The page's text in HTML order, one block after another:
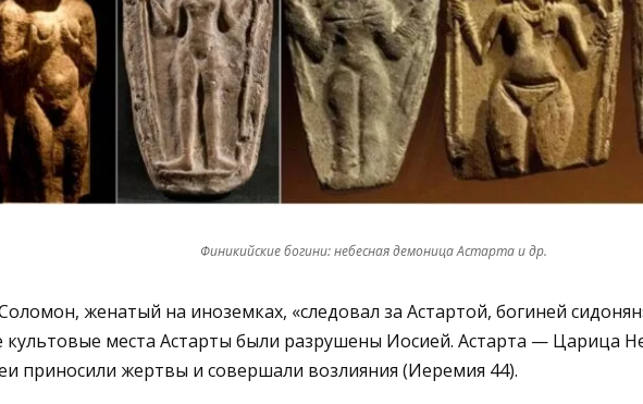
Финикийские богини: небесная демоница Астарта и др.
женатый на иноземках, «следовал за Астартой, богиней
культовые места Астарты были разрушены Иосией. Астарта — Царица
приносили жертвы и совершали возлияния (Иеремия 44).